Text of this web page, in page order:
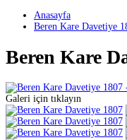
Anasayfa
Beren Kare Davetiye
Beren Kare
Galeri için tıklayın